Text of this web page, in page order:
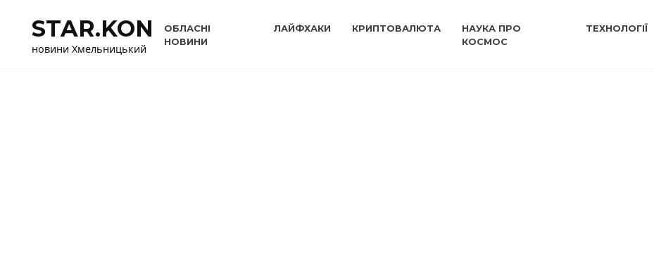
вмістуSTAR.KON
новини Хмельницький
ОБЛАСНІ
НОВИНИ
ЛАЙФХАКИ КРИПТОВАЛЮТА
НАУКА ПРО
КОСМОС
ТЕХНОЛОГІЇ